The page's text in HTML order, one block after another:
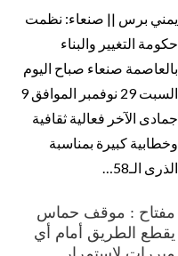
يمني برس || صنعاء: نظمت
حكومة التغيير والبناء
بالعاصمة صنعاء صباح اليوم
السبت 29 نوفمبر الموافق 9
جمادى الآخر فعالية ثقافية
وخطابية كبيرة بمناسبة
الذرى الـ58…
مفتاح : موقف حماس
يقطع الطريق أمام أي